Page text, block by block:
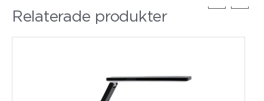
Relaterade produkter